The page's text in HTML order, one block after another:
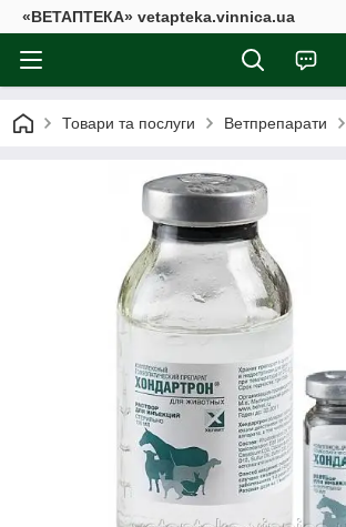
«ВЕТАПТЕКА» vetapteka.vinnica.ua
Товари та послуги Ветпрепарати